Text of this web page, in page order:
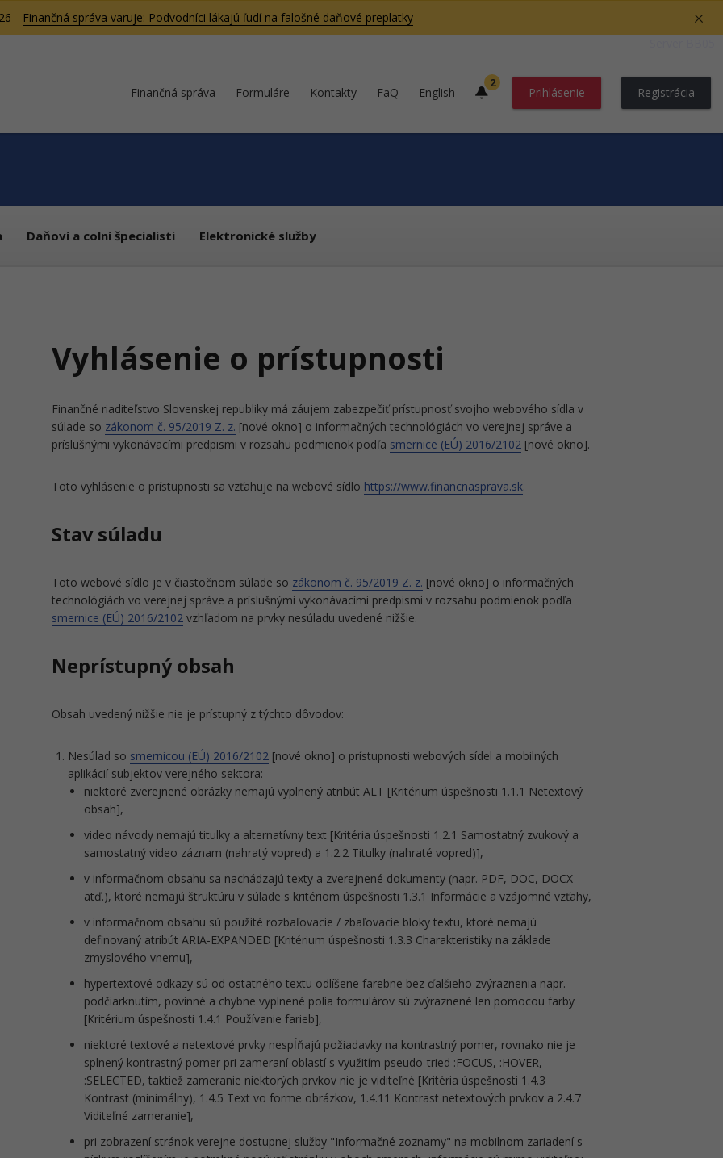
Finančná správa varuje: Podvodníci lákajú ľudí na falošné daňové preplatky
Finančná správa Formuláre Kontakty FaQ English
2
Prihlásenie Registrácia
Daňoví a colní špecialisti Elektronické služby
Vyhlásenie o prístupnosti
Finančné riaditeľstvo Slovenskej republiky má záujem zabezpečiť prístupnosť svojho webového sídla v
súlade so zákonom č. 95/2019 Z. z. [nové okno] o informačných technológiách vo verejnej správe a
príslušnými vykonávacími predpismi v rozsahu podmienok podľa smernice (EÚ) 2016/2102 [nové okno].
Toto vyhlásenie o prístupnosti sa vzťahuje na webové sídlo https://www.financnasprava.sk.
Stav súladu
Toto webové sídlo je v čiastočnom súlade so zákonom č. 95/2019 Z. z. [nové okno] o informačných
technológiách vo verejnej správe a príslušnými vykonávacími predpismi v rozsahu podmienok podľa
smernice (EÚ) 2016/2102 vzhľadom na prvky nesúladu uvedené nižšie.
Neprístupný obsah
Obsah uvedený nižšie nie je prístupný z týchto dôvodov:
Nesúlad so smernicou (EÚ) 2016/2102 [nové okno] o prístupnosti webových sídel a mobilných
aplikácií subjektov verejného sektora:
niektoré zverejnené obrázky nemajú vyplnený atribút ALT [Kritérium úspešnosti 1.1.1 Netextový
obsah],
video návody nemajú titulky a alternatívny text [Kritéria úspešnosti 1.2.1 Samostatný zvukový a
samostatný video záznam (nahratý vopred) a 1.2.2 Titulky (nahraté vopred)],
v informačnom obsahu sa nachádzajú texty a zverejnené dokumenty (napr. PDF, DOC, DOCX
atď.), ktoré nemajú štruktúru v súlade s kritériom úspešnosti 1.3.1 Informácie a vzájomné vzťahy,
v informačnom obsahu sú použité rozbaľovacie / zbaľovacie bloky textu, ktoré nemajú
definovaný atribút ARIA-EXPANDED [Kritérium úspešnosti 1.3.3 Charakteristiky na základe
zmyslového vnemu],
hypertextové odkazy sú od ostatného textu odlíšene farebne bez ďalšieho zvýraznenia napr.
podčiarknutím, povinné a chybne vyplnené polia formulárov sú zvýraznené len pomocou farby
[Kritérium úspešnosti 1.4.1 Používanie farieb],
niektoré textové a netextové prvky nespĺňajú požiadavky na kontrastný pomer, rovnako nie je
splnený kontrastný pomer pri zameraní oblastí s využitím pseudo-tried :FOCUS, :HOVER,
:SELECTED, taktiež zameranie niektorých prvkov nie je viditeľné [Kritéria úspešnosti 1.4.3
Kontrast (minimálny), 1.4.5 Text vo forme obrázkov, 1.4.11 Kontrast netextových prvkov a 2.4.7
Viditeľné zameranie],
pri zobrazení stránok verejne dostupnej služby "Informačné zoznamy" na mobilnom zariadení s